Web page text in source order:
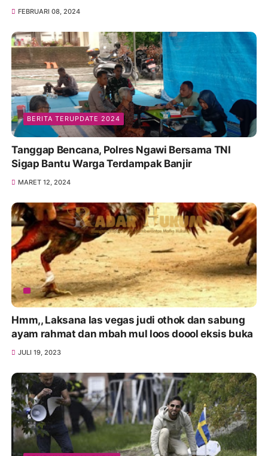
FEBRUARI 08, 2024
BERITA TERUPDATE 2024
Tanggap Bencana, Polres Ngawi Bersama TNI
Sigap Bantu Warga Terdampak Banjir
MARET 12, 2024
Hmm,, Laksana las vegas judi othok dan sabung
ayam rahmat dan mbah mul loos doool eksis buka
JULI 19, 2023